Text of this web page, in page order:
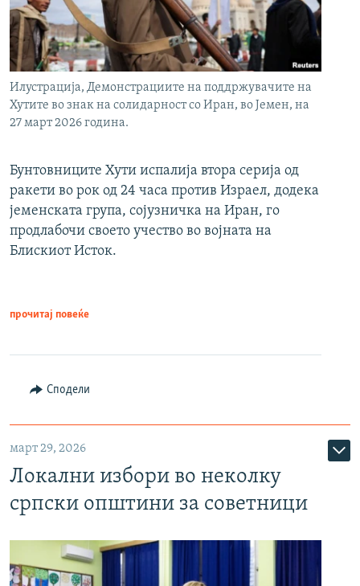
Илустрација, Демонстрациите на поддржувачите на
Хутите во знак на солидарност со Иран, во Јемен, на
27 март 2026 година.
Бунтовниците Хути испалија втора серија од
ракети во рок од 24 часа против Израел, додека
јеменската група, сојузничка на Иран, го
продлабочи своето учество во војната на
Блискиот Исток.
прочитај повеќе
Сподели
март 29, 2026
Локални избори во неколку
српски општини за советници